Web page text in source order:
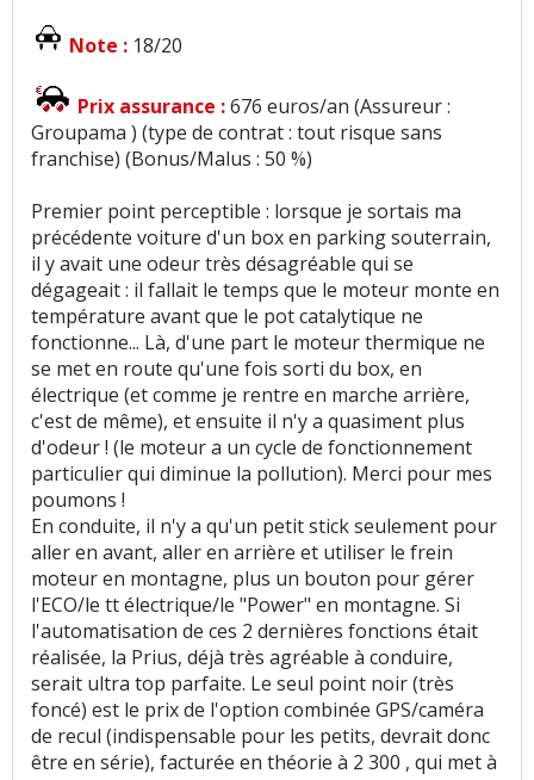
Note : 18/20
Prix assurance :676 euros/an (Assureur :
Groupama ) (type de contrat : tout risque sans
franchise) (Bonus/Malus : 50 %)
Premier point perceptible : lorsque je sortais ma
précédente voiture d'un box en parking souterrain,
il y avait une odeur très désagréable qui se
dégageait : il fallait le temps que le moteur monte en
température avant que le pot catalytique ne
fonctionne... Là, d'une part le moteur thermique ne
se met en route qu'une fois sorti du box, en
électrique (et comme je rentre en marche arrière,
c'est de même), et ensuite il n'y a quasiment plus
d'odeur ! (le moteur a un cycle de fonctionnement
particulier qui diminue la pollution). Merci pour mes
poumons !
En conduite, il n'y a qu'un petit stick seulement pour
aller en avant, aller en arrière et utiliser le frein
moteur en montagne, plus un bouton pour gérer
l'ECO/le tt électrique/le "Power" en montagne. Si
l'automatisation de ces 2 dernières fonctions était
réalisée, la Prius, déjà très agréable à conduire,
serait ultra top parfaite. Le seul point noir (très
foncé) est le prix de l'option combinée GPS/caméra
de recul (indispensable pour les petits, devrait donc
être en série), facturée en théorie à 2 300 , qui met à